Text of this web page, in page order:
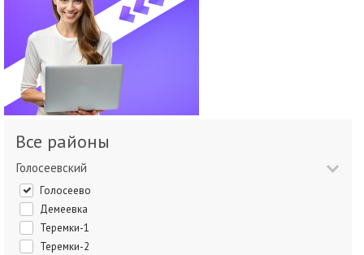
Все районы
Голосеевский
Голосеево
Демеевка
Теремки-1
Теремки-2